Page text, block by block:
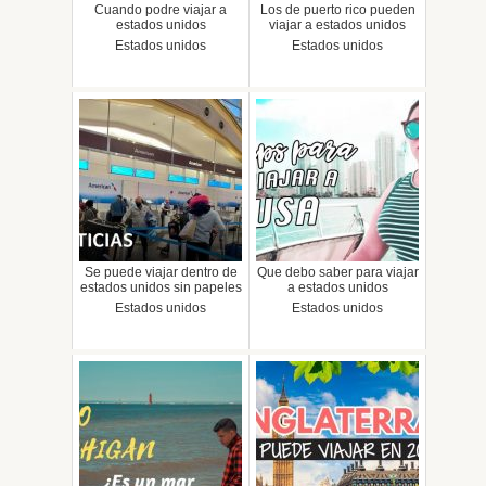
Cuando podre viajar a
estados unidos
Estados unidos
Los de puerto rico pueden
viajar a estados unidos
Estados unidos
Se puede viajar dentro de
estados unidos sin papeles
Estados unidos
Que debo saber para viajar
a estados unidos
Estados unidos